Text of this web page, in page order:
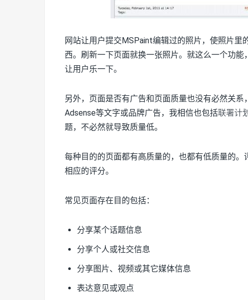
网站让用户提交MSPaint编辑过的照片，使照片
西。刷新一下页面就换一张照片。就这么一个功能
让用户乐一下。
另外，页面是否有广告和页面质量也没有必然关
Adsense等文字或品牌广告，我相信也包括联署计划
题，不必然就导致质量低。
每种目的的页面都有高质量的，也都有低质量的
相应的评分。
常见页面存在目的包括：
分享某个话题信息
分享个人或社交信息
分享图片、视频或其它媒体信息
表达意见或观点